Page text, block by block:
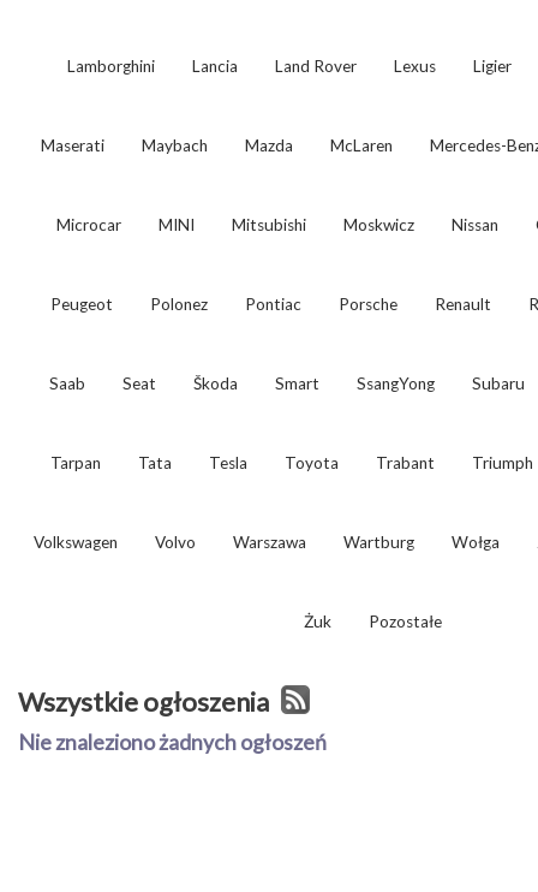
Lamborghini Lancia Land Rover Lexus Ligier
Maserati Maybach Mazda McLaren Mercedes-
Microcar MINI Mitsubishi Moskwicz Nissan
Peugeot Polonez Pontiac Porsche Renault
Saab Seat Škoda Smart SsangYong Subaru
Tarpan Tata Tesla Toyota Trabant Triumph
Volkswagen Volvo Warszawa Wartburg Wołga
Żuk Pozostałe
Wszystkie ogłoszenia
Nie znaleziono żadnych ogłoszeń